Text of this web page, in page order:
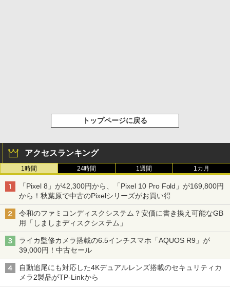
トップページに戻る
アクセスランキング
1時間 24時間 1週間 1カ月
「Pixel 8」が42,300円から、「Pixel 10 Pro Fold」が169,800円
から！秋葉原で中古のPixelシリーズがお買い得
令和のファミコンディスクシステム？安価に書き換え可能なGB
用「しましまディスクシステム」
ライカ監修カメラ搭載の6.5インチスマホ「AQUOS R9」が
39,000円！中古セール
自動追尾にも対応した4Kデュアルレンズ搭載のセキュリティカ
メラ2製品がTP-Linkから